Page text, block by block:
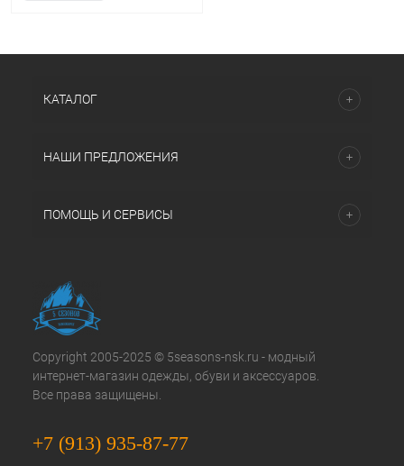
КАТАЛОГ
НАШИ ПРЕДЛОЖЕНИЯ
ПОМОЩЬ И СЕРВИСЫ
Copyright 2005-2025 © 5seasons-nsk.ru - модный
интернет-магазин одежды, обуви и аксессуаров.
Все права защищены.
+7 (913) 935-87-77